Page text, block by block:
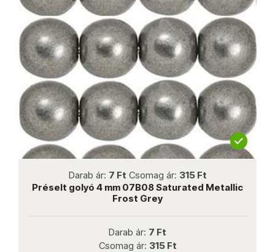
Darab ár:7 Ft Csomag ár:315 Ft
Préselt golyó 4 mm 07B08 Saturated Metallic
Frost Grey
Darab ár:7 Ft
Csomag ár:315 Ft